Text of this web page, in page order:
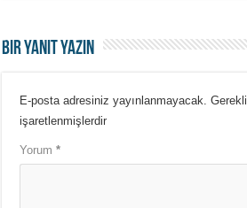
Bir yanıt yazın
E-posta adresiniz yayınlanmayacak.
işaretlenmişlerdir
Yorum*